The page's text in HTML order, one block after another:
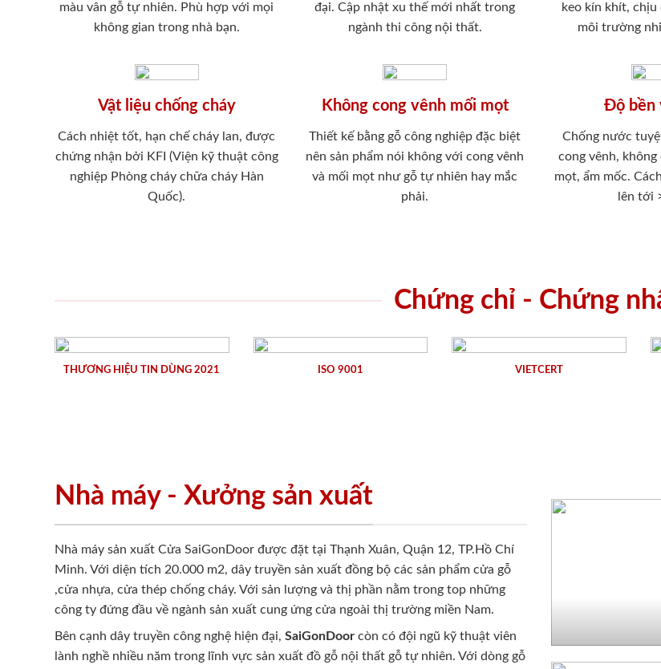
màu vân gỗ tự nhiên. Phù hợp với mọi
không gian trong nhà bạn.
đại. Cập nhật xu thế mới nhất trong
ngành thi công nội thất.
keo kín khít,
môi trường
Vật liệu chống cháy
Cách nhiệt tốt, hạn chế cháy lan, được
chứng nhận bởi KFI (Viện kỹ thuật công
nghiệp Phòng cháy chữa cháy Hàn
Quốc).
Không cong vênh mối mọt
Thiết kế bằng gỗ công nghiệp đặc biệt
nên sản phẩm nói không với cong vênh
và mối mọt như gỗ tự nhiên hay mắc
phải.
Độ bền
Chống nước
cong vênh,
mọt, ẩm mốc.
lên tới
Chứng chỉ - Chứng
THƯƠNG HIỆU TIN DÙNG 2021 ISO 9001 VIETCERT
Nhà máy - Xưởng sản xuất
Nhà máy sản xuất Cửa SaiGonDoor được đặt tại Thạnh Xuân, Quận 12, TP.Hồ Chí
Minh. Với diện tích 20.000 m2, dây truyền sản xuất đồng bộ các sản phẩm cửa gỗ
,cửa nhựa, cửa thép chống cháy. Với sản lượng và thị phần nằm trong top những
công ty đứng đầu về ngành sản xuất cung ứng cửa ngoài thị trường miền Nam.
Bên cạnh dây truyền công nghệ hiện đại, SaiGonDoor còn có đội ngũ kỹ thuật viên
lành nghề nhiều năm trong lĩnh vực sản xuất đồ gỗ nội thất gỗ tự nhiên. Với dòng gỗ